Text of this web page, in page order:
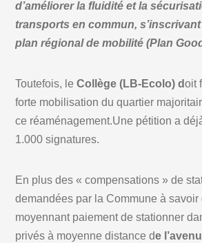
d’améliorer la fluidité et la
transports en commun,
plan régional de mobilité (Plan
Toutefois, le Collège (LB-Ecolo) doit
forte mobilisation du quartier
ce réaménagement.Une pétition a
1.000 signatures.
En plus des « compensations » de
demandées par la Commune à savoir
moyennant paiement de stationner
privés à moyenne distance de